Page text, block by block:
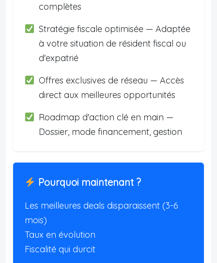
complètes
Stratégie fiscale optimisée — Adaptée
à votre situation de résident fiscal ou
d'expatrié
Offres exclusives de réseau — Accès
direct aux meilleures opportunités
Roadmap d'action clé en main —
Dossier, mode financement, gestion
Pourquoi maintenant ?
Les meilleures deals disparaissent (3-6
mois)
Taux en évolution
Fiscalité qui durcit